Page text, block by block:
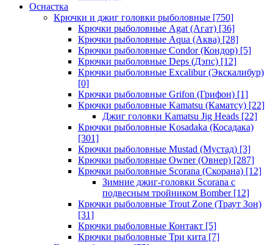
Оснастка
Крючки и джиг головки рыболовные [750]
Крючки рыболовные Agat (Агат) [36]
Крючки рыболовные Aqua (Аква) [28]
Крючки рыболовные Condor (Кондор) [5]
Крючки рыболовные Deps (Дэпс) [12]
Крючки рыболовные Excalibur (Экскалибур)
[0]
Крючки рыболовные Grifon (Грифон) [1]
Крючки рыболовные Kamatsu (Каматсу) [22]
Джиг головки Kamatsu Jig Heads [22]
Крючки рыболовные Kosadaka (Косадака)
[301]
Крючки рыболовные Mustad (Мустад) [3]
Крючки рыболовные Owner (Овнер) [287]
Крючки рыболовные Scorana (Скорана) [12]
Зимние джиг-головки Scorana с
подвесным тройником Bomber[12]
Крючки рыболовные Trout Zone (Траут Зон)
[31]
Крючки рыболовные Контакт [5]
Крючки рыболовные Три кита [7]